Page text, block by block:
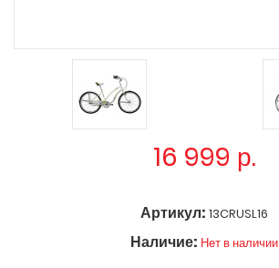
16 999 р.
Артикул: 13CRUSL16
Наличие: Нет в наличии